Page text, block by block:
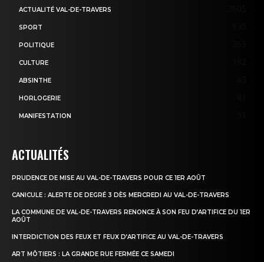
ACTUALITÉ VAL-DE-TRAVERS
SPORT
POLITIQUE
CULTURE
ABSINTHE
HORLOGERIE
MANIFESTATION
ACTUALITÉS
PRUDENCE DE MISE AU VAL-DE-TRAVERS POUR CE 1ER AOÛT
CANICULE : ALERTE DE DEGRÉ 3 DÈS MERCREDI AU VAL-DE-TRAVERS
LA COMMUNE DE VAL-DE-TRAVERS RENONCE À SON FEU D’ARTIFICE DU 1ER
AOÛT
INTERDICTION DES FEUX ET FEUX D’ARTIFICE AU VAL-DE-TRAVERS
ART MÔTIERS : LA GRANDE RUE FERMÉE CE SAMEDI